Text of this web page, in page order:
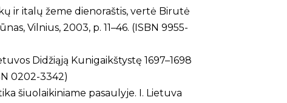
ir italų žeme dienoraštis, vertė Birutė
Vilnius, 2003, p. 11–46. (ISBN 9955-
Didžiąją Kunigaikštystę 1697–1698
0202-3342)
šiuolaikiniame pasaulyje. I. Lietuva